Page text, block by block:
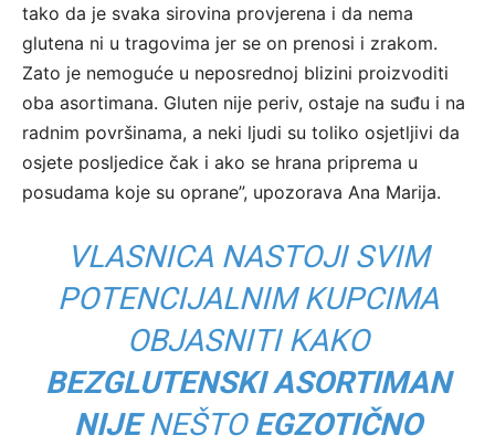
tako da je svaka sirovina provjerena i da nema
glutena ni u tragovima jer se on prenosi i zrakom.
Zato je nemoguće u neposrednoj blizini proizvoditi
oba asortimana. Gluten nije periv, ostaje na suđu i na
radnim površinama, a neki ljudi su toliko osjetljivi da
osjete posljedice čak i ako se hrana priprema u
posudama koje su oprane”, upozorava Ana Marija.
VLASNICA NASTOJI SVIM
POTENCIJALNIM KUPCIMA
OBJASNITI KAKO
BEZGLUTENSKI ASORTIMAN
NIJENEŠTO EGZOTIČNO